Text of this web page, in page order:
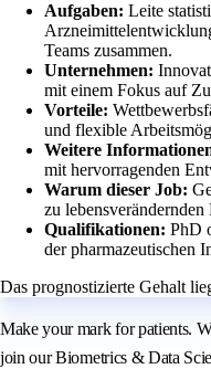
Aufgaben: Leite
Teams zusammen.
Unternehmen:
mit einem Fokus auf
Vorteile:
und flexible
Weitere
mit hervorragenden
Warum dieser Job:
zu
Qualifikationen: PhD
der pharmazeutischen
Das prognostizierte Gehalt
Make your mark for patients.
join our Biometrics & Data